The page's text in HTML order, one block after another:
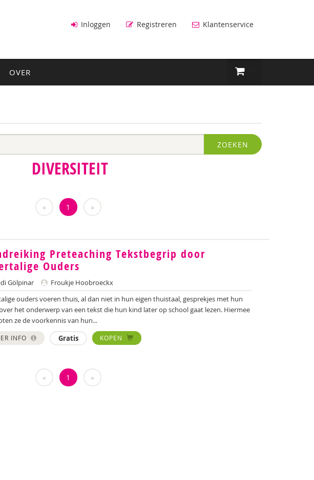
Inloggen Registreren Klantenservice
OVER
ZOEKEN
DIVERSITEIT
« 1 »
Preteaching Tekstbegrip door
Ouders
Gölpinar
Froukje Hoobroeckx
ouders voeren thuis, al dan niet in hun eigen thuistaal, gesprekjes met hun
het onderwerp van een tekst die hun kind later op school gaat lezen. Hiermee
ze de voorkennis van hun...
INFO Gratis KOPEN
« 1 »